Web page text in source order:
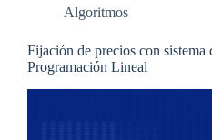
Algoritmos
Fijación de precios con sistema
Programación Lineal